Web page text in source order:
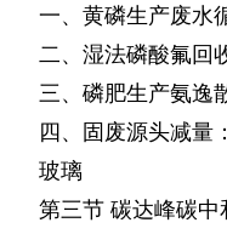
一、黄磷生产废水
二、湿法磷酸氟回
三、磷肥生产氨逸
四、固废源头减量
玻璃
第三节 碳达峰碳中